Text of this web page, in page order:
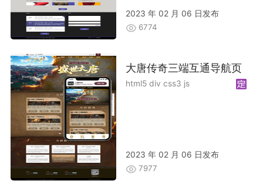
2023 年 02 月 06 日发布
6774
大唐传奇三端互通导航页
html5 div css3 js
2023 年 02 月 06 日发布
7977